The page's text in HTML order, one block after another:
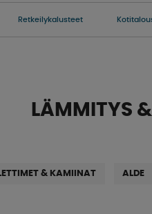
Retkeilykalusteet
LÄMMITYS
& KAMIINAT ALDE